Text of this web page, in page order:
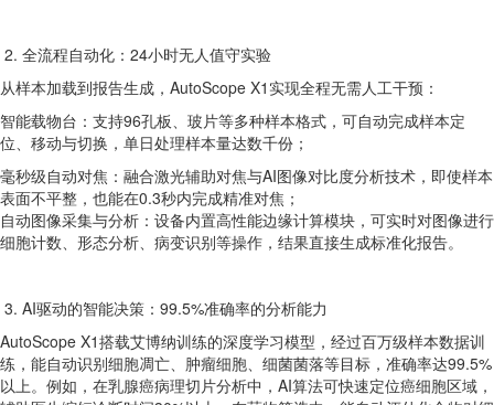
2. 全流程自动化：24小时无人值守实验
从样本加载到报告生成，AutoScope X1实现全程无需人工干预：
智能载物台：支持96孔板、玻片等多种样本格式，可自动完成样本定
位、移动与切换，单日处理样本量达数千份；
毫秒级自动对焦：融合激光辅助对焦与AI图像对比度分析技术，即使样本
表面不平整，也能在0.3秒内完成精准对焦；
自动图像采集与分析：设备内置高性能边缘计算模块，可实时对图像进行
细胞计数、形态分析、病变识别等操作，结果直接生成标准化报告。
3. AI驱动的智能决策：99.5%准确率的分析能力
AutoScope X1搭载艾博纳训练的深度学习模型，经过百万级样本数据训
练，能自动识别细胞凋亡、肿瘤细胞、细菌菌落等目标，准确率达99.5%
以上。例如，在乳腺癌病理切片分析中，AI算法可快速定位癌细胞区域，